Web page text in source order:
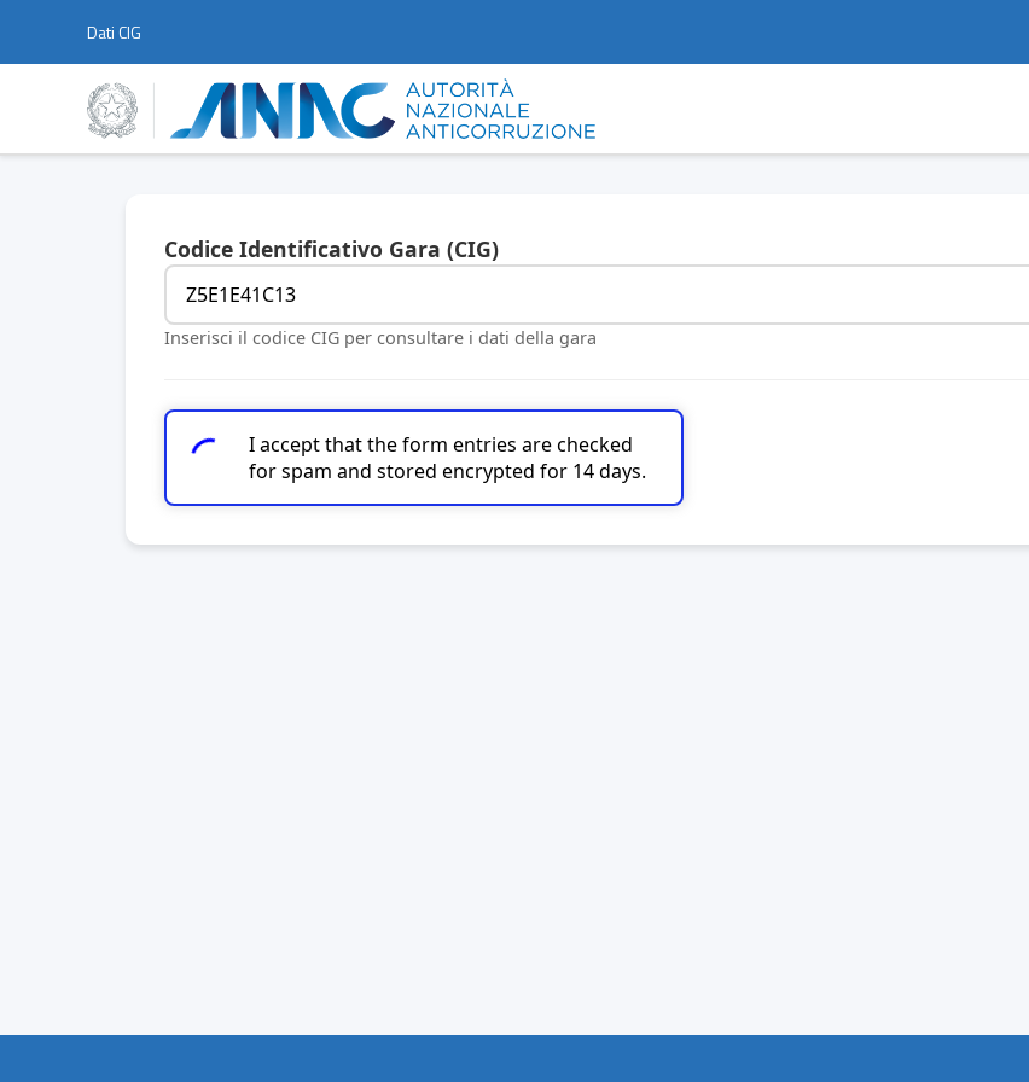
Dati CIG
Codice Identificativo Gara (CIG)
Inserisci il codice CIG per consultare i dati della gara
I accept that the form entries are checked
for spam and stored encrypted for 14 days.